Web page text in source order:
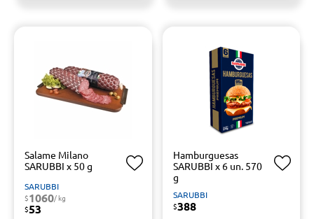
Salame Milano
SARUBBI x 50 g
SARUBBI
$1060/ kg
$53
Hamburguesas
SARUBBI x 6 un. 570
g
SARUBBI
$388